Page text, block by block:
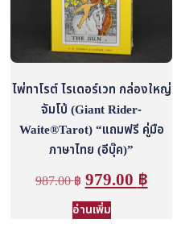
ไพ่ทาโรต์ ไรเดอร์เวท กล่องใหญ่
จัมโบ้ (Giant Rider-
Waite®Tarot) “แถมฟรี คู่มือ
ภาษาไทย (อีบุ๊ค)”
987.00฿ 979.00 ฿
อ่านเพิ่ม